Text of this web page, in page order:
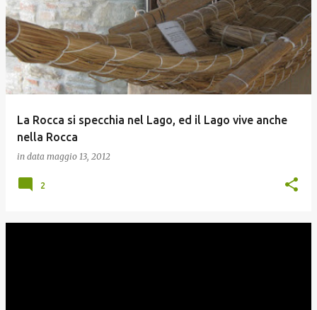
La Rocca si specchia nel Lago, ed il Lago vive anche
nella Rocca
in data maggio 13, 2012
2